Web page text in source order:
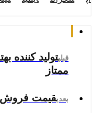
قبلیتولید کننده
ممتاز
بعدیقیمت فروش